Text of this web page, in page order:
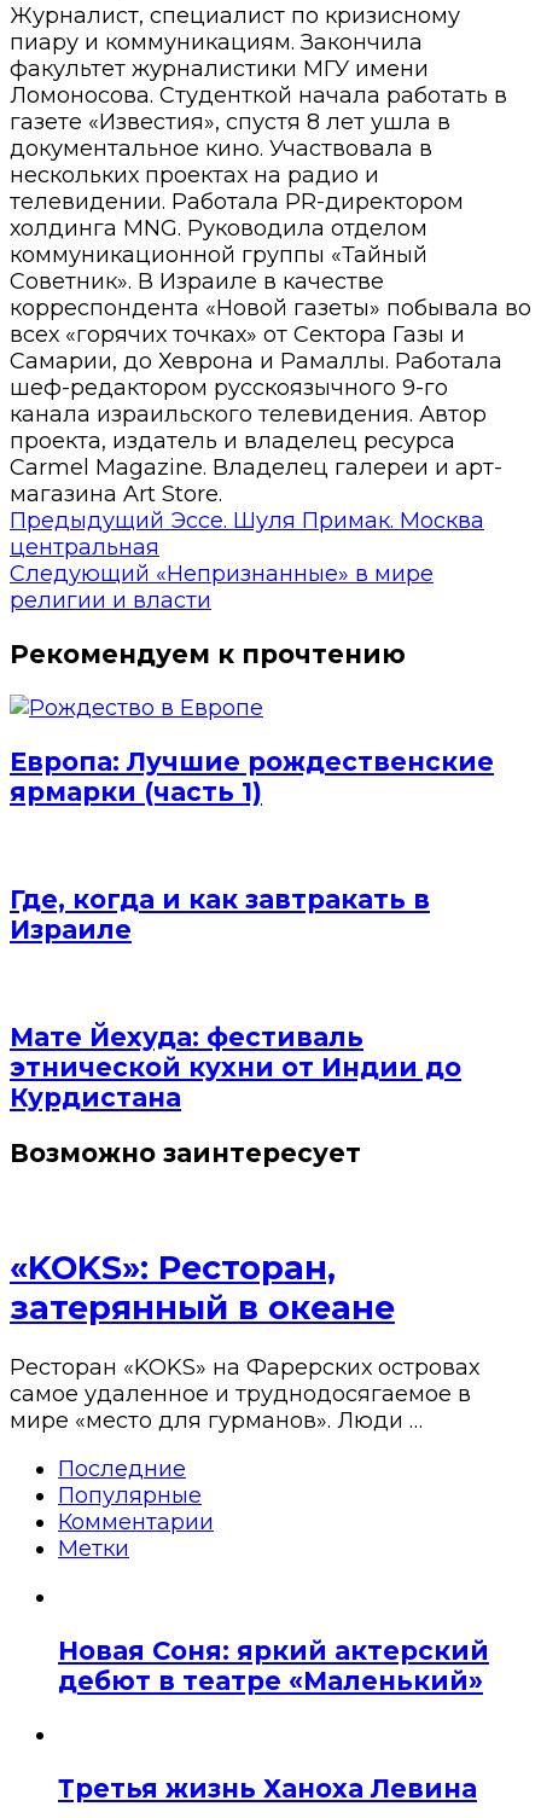
Журналист, специалист по кризисному
пиару и коммуникациям. Закончила
факультет журналистики МГУ имени
Ломоносова. Студенткой начала работать в
газете «Известия», спустя 8 лет ушла в
документальное кино. Участвовала в
нескольких проектах на радио и
телевидении. Работала PR-директором
холдинга MNG. Руководила отделом
коммуникационной группы «Тайный
Советник». В Израиле в качестве
корреспондента «Новой газеты» побывала во
всех «горячих точках» от Сектора Газы и
Самарии, до Хеврона и Рамаллы. Работала
шеф-редактором русскоязычного 9-го
канала израильского телевидения. Автор
проекта, издатель и владелец ресурса
Carmel Magazine. Владелец галереи и арт-
магазина Art Store.
Предыдущий Эссе. Шуля Примак. Москва
центральная
Следующий «Непризнанные» в мире
религии и власти
Рекомендуем к прочтению
Европа: Лучшие рождественские
ярмарки (часть 1)
Где, когда и как завтракать в
Израиле
Мате Йехуда: фестиваль
этнической кухни от Индии до
Курдистана
Возможно заинтересует
«KOKS»: Ресторан,
затерянный в океане
Ресторан «KOKS» на Фарерских островах
самое удаленное и труднодосягаемое в
мире «место для гурманов». Люди …
Последние
Популярные
Комментарии
Метки
Новая Соня: яркий актерский
дебют в театре «Маленький»
Третья жизнь Ханоха Левина